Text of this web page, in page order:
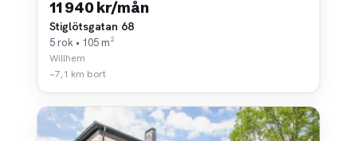
11 940 kr/mån
Stiglötsgatan 68
5 rok • 105 m²
Willhem
~7,1 km bort